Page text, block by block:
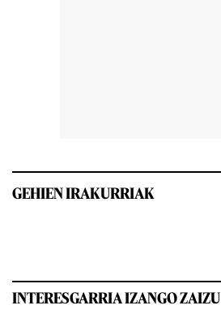
GEHIEN IRAKURRIAK
INTERESGARRIA IZANGO ZAIZU